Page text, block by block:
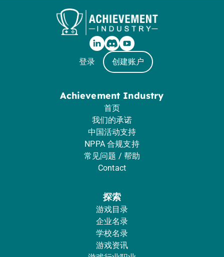
登录 创建账户
Achievement Industry
首页
我们的承诺
中国活动支持
NPPA 合规支持
常见问题 / 帮助
Contact
探索
游戏目录
企业名录
学校名录
游戏资讯